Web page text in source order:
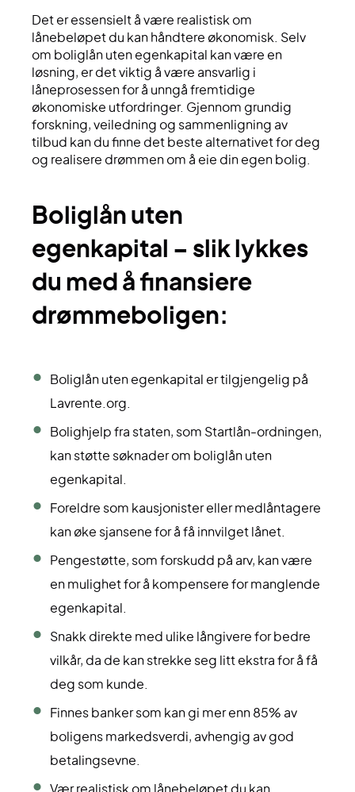
Det er essensielt å være realistisk om
lånebeløpet du kan håndtere økonomisk. Selv
om boliglån uten egenkapital kan være en
løsning, er det viktig å være ansvarlig i
låneprosessen for å unngå fremtidige
økonomiske utfordringer. Gjennom grundig
forskning, veiledning og sammenligning av
tilbud kan du finne det beste alternativet for deg
og realisere drømmen om å eie din egen bolig.
boliglån uten
egenkapital – slik lykkes
du med å finansiere
drømmeboligen:
Boliglån uten egenkapital er tilgjengelig på
Lavrente.org.
Bolighjelp fra staten, som Startlån-ordningen,
kan støtte søknader om boliglån uten
egenkapital.
Foreldre som kausjonister eller medlåntagere
kan øke sjansene for å få innvilget lånet.
Pengestøtte, som forskudd på arv, kan være
en mulighet for å kompensere for manglende
egenkapital.
Snakk direkte med ulike långivere for bedre
vilkår, da de kan strekke seg litt ekstra for å få
deg som kunde.
Finnes banker som kan gi mer enn 85% av
boligens markedsverdi, avhengig av god
betalingsevne.
Vær realistisk om lånebeløpet du kan